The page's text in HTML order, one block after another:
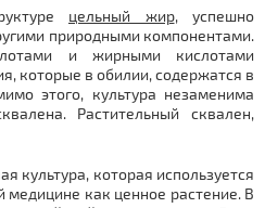
цельный жир, успешно
природными компонентами.
и жирными кислотами
которые в обилии, содержатся в
этого, культура незаменима
Растительный сквален,
культура, которая используется
медицине как ценное растение. В